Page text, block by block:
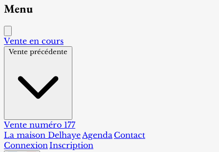
Menu
Vente en cours
Vente précédente
Vente numéro 177
La maison DelhayeAgenda Contact
ConnexionInscription